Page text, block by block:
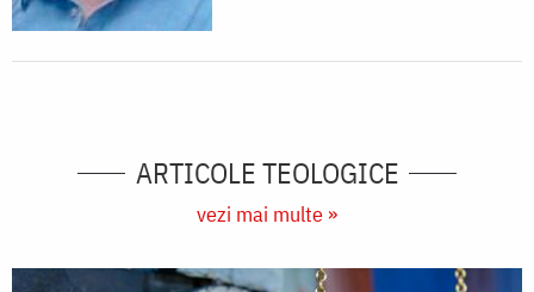
ARTICOLE TEOLOGICE
vezi mai multe »